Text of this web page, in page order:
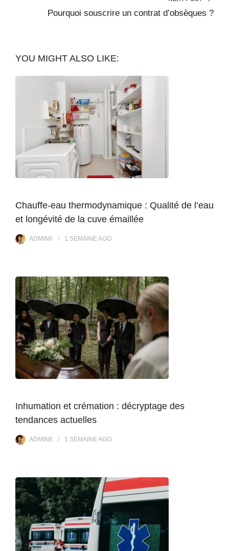
Pourquoi souscrire un contrat d’obsèques ?
YOU MIGHT ALSO LIKE:
Chauffe-eau thermodynamique : Qualité de l’eau
et longévité de la cuve émaillée
ADMIN6 1 SEMAINEAGO
Inhumation et crémation : décryptage des
tendances actuelles
ADMIN6 1 SEMAINEAGO